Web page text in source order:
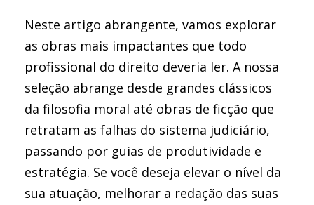
Neste artigo abrangente, vamos explorar
as obras mais impactantes que todo
profissional do direito deveria ler. A nossa
seleção abrange desde grandes clássicos
da filosofia moral até obras de ficção que
retratam as falhas do sistema judiciário,
passando por guias de produtividade e
estratégia. Se você deseja elevar o nível da
sua atuação, melhorar a redação das suas